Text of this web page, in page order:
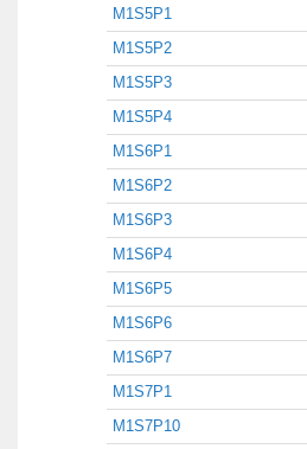
M1S5P1
M1S5P2
M1S5P3
M1S5P4
M1S6P1
M1S6P2
M1S6P3
M1S6P4
M1S6P5
M1S6P6
M1S6P7
M1S7P1
M1S7P10